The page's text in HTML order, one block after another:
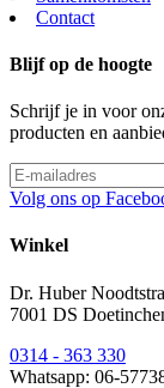
Contact
Blijf op de hoogte
Schrijf je in voor
producten en
Volg ons op
Winkel
Dr. Huber
7001 DS
0314 - 363 330
Whatsapp: 06-